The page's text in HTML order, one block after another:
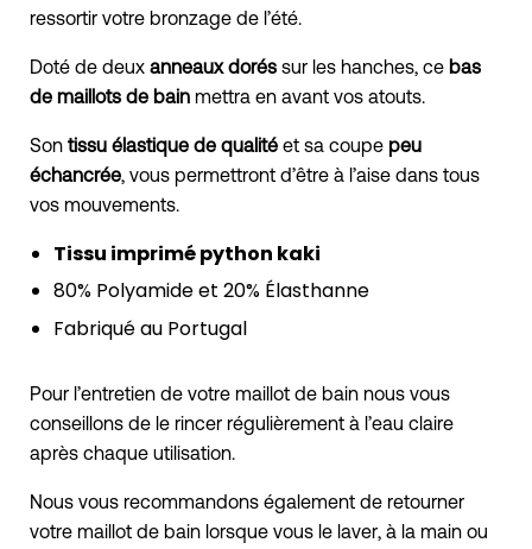
ressortir votre bronzage de l’été.
Doté de deux anneaux dorés sur les hanches, ce bas
de maillots de bain mettra en avant vos atouts.
Son tissu élastique de qualité et sa coupe peu
échancrée, vous permettront d’être à l’aise dans tous
vos mouvements.
Tissu imprimé python kaki
80% Polyamide et 20% Élasthanne
Fabriqué au Portugal
Pour l’entretien de votre maillot de bain nous vous
conseillons de le rincer régulièrement à l’eau claire
après chaque utilisation.
Nous vous recommandons également de retourner
votre maillot de bain lorsque vous le laver, à la main ou